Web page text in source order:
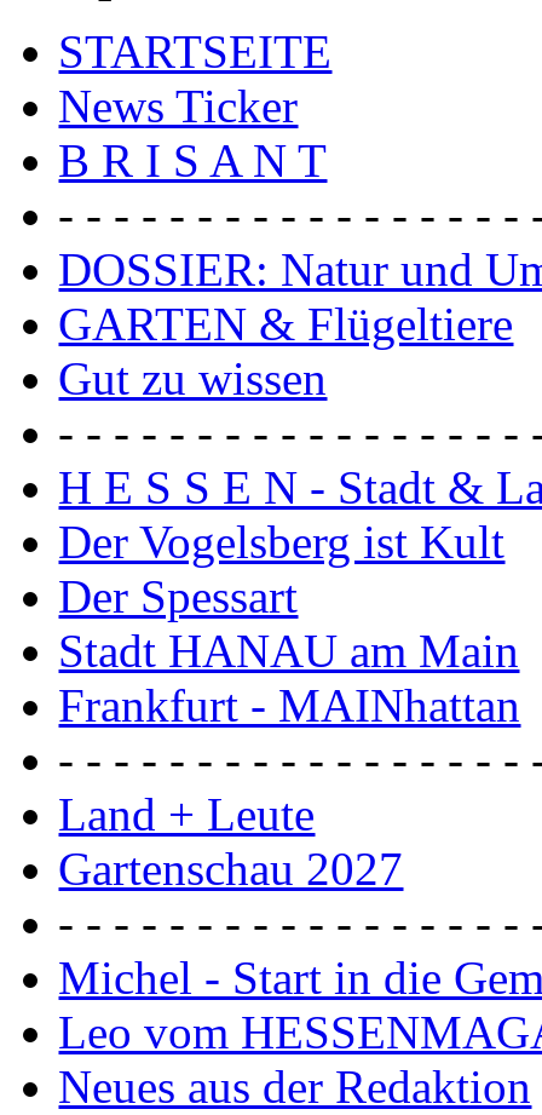
STARTSEITE
News Ticker
B R I S A N T
- - - - - - - - - - - - - - - - -
DOSSIER: Natur und
GARTEN & Flügeltiere
Gut zu wissen
- - - - - - - - - - - - - - - - -
H E S S E N - Stadt &
Der Vogelsberg ist Kult
Der Spessart
Stadt HANAU am Main
Frankfurt - MAINhattan
- - - - - - - - - - - - - - - - -
Land + Leute
Gartenschau 2027
- - - - - - - - - - - - - - - - -
Michel - Start in die
Leo vom
Neues aus der Redaktion